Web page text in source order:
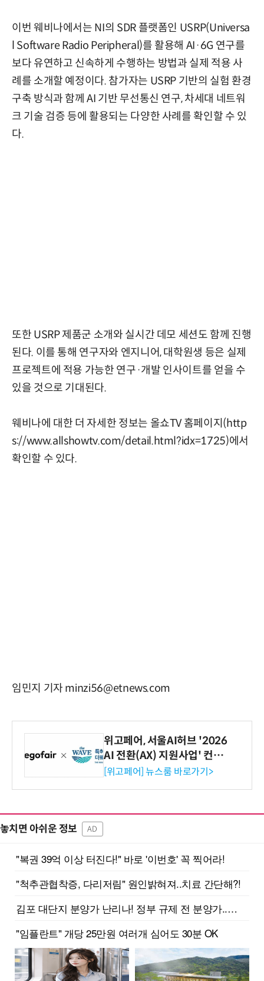
이번 웨비나에서는 NI의 SDR 플랫폼인 USRP(Universa
l Software Radio Peripheral)를 활용해 AI·6G 연구를
보다 유연하고 신속하게 수행하는 방법과 실제 적용 사
례를 소개할 예정이다. 참가자는 USRP 기반의 실험 환경
구축 방식과 함께 AI 기반 무선통신 연구, 차세대 네트워
크 기술 검증 등에 활용되는 다양한 사례를 확인할 수 있
다.
또한 USRP 제품군 소개와 실시간 데모 세션도 함께 진행
된다. 이를 통해 연구자와 엔지니어, 대학원생 등은 실제
프로젝트에 적용 가능한 연구·개발 인사이트를 얻을 수
있을 것으로 기대된다.
웨비나에 대한 더 자세한 정보는 올쇼TV 홈페이지(http
s://www.allshowtv.com/detail.html?idx=1725)에서
확인할 수 있다.
임민지 기자 minzi56@etnews.com
위고페어, 서울AI허브 '2026
AI 전환(AX) 지원사업' 컨소
시엄 선정
[위고페어] 뉴스룸 바로가기>
놓치면 아쉬운 정보 AD